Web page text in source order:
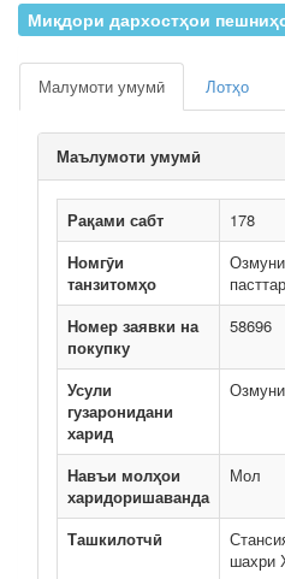
Миқдори дархостҳои
Малумоти умумӣ Лотҳо
Маълумоти умумӣ
Рақами сабт
178
Номгӯи
танзитомҳо
Номер заявки на
покупку
58696
Усули
гузаронидани
харид
Навъи молҳои
харидоришаванда
Мол
Ташкилотчӣ
шахри